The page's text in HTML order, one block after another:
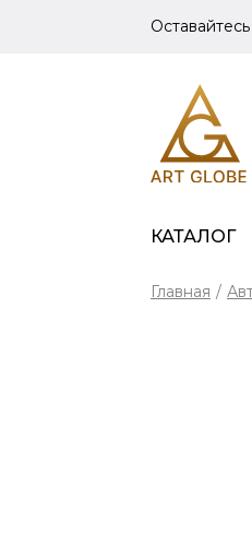
КАТАЛОГ
Главная /